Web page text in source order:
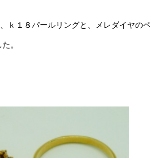
ｋ１８パールリングと、メレダイヤの
。